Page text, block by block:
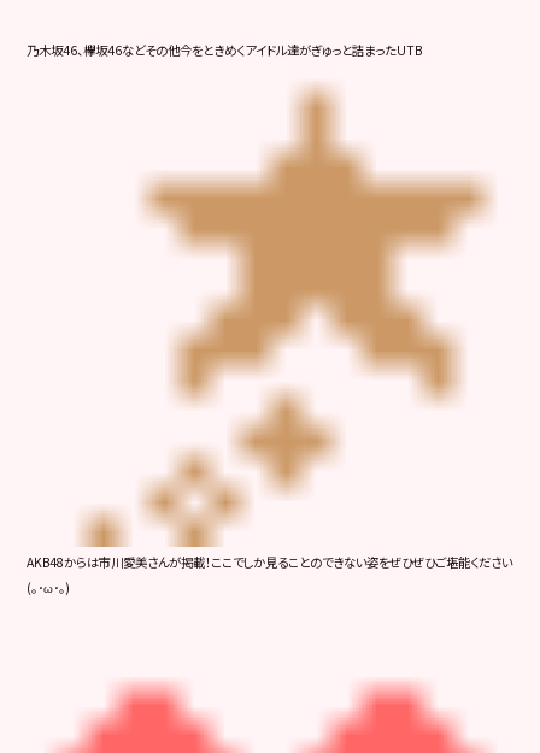
乃木坂46、欅坂46などその他今をときめくアイドル達がぎゅっと詰まったUTB
AKB48からは市川愛美さんが掲載！ここでしか見ることのできない姿をぜひぜひご堪能ください
(｡･ω･｡)